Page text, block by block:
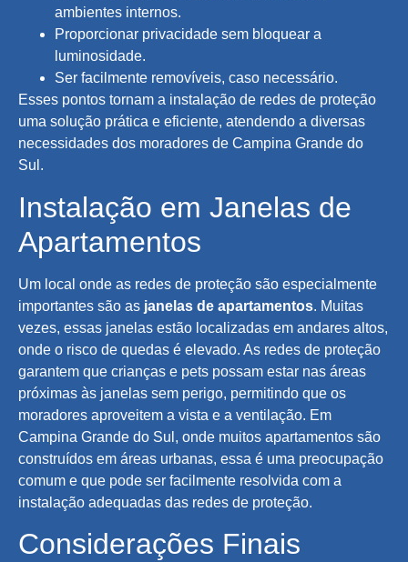
ambientes internos.
Proporcionar privacidade sem bloquear a
luminosidade.
Ser facilmente removíveis, caso necessário.
Esses pontos tornam a instalação de redes de proteção
uma solução prática e eficiente, atendendo a diversas
necessidades dos moradores de Campina Grande do
Sul.
Instalação em Janelas de
Apartamentos
Um local onde as redes de proteção são especialmente
importantes são as janelas de apartamentos. Muitas
vezes, essas janelas estão localizadas em andares altos,
onde o risco de quedas é elevado. As redes de proteção
garantem que crianças e pets possam estar nas áreas
próximas às janelas sem perigo, permitindo que os
moradores aproveitem a vista e a ventilação. Em
Campina Grande do Sul, onde muitos apartamentos são
construídos em áreas urbanas, essa é uma preocupação
comum e que pode ser facilmente resolvida com a
instalação adequadas das redes de proteção.
Considerações Finais